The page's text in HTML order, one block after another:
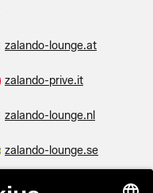
zalando-lounge.at
zalando-prive.it
zalando-lounge.nl
zalando-lounge.se
zalando-lounge.dk